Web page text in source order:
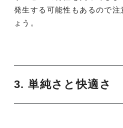
発生する可能性もあるので注
ょう。
3. 単純さと快適さ